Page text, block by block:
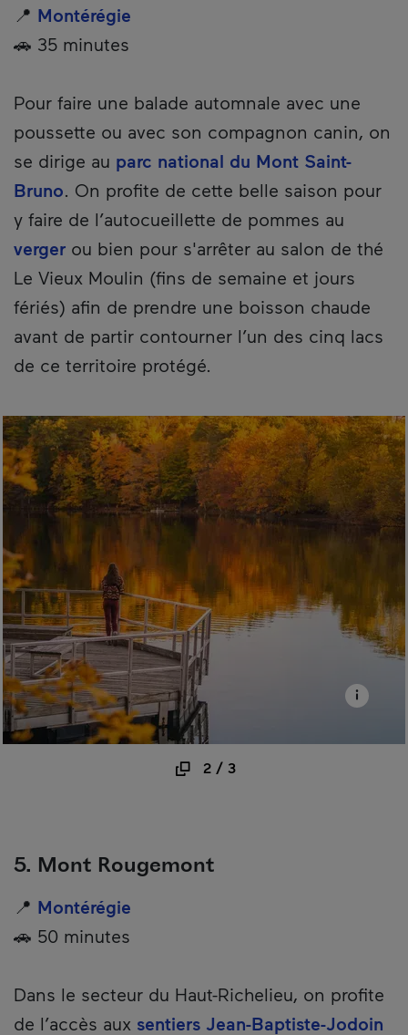
📍 Montérégie
🚗 35 minutes
Pour faire une balade automnale avec une
poussette ou avec son compagnon canin, on
se dirige au parc national du Mont Saint-
Bruno. On profite de cette belle saison pour
y faire de l’autocueillette de pommes au
verger ou bien pour s'arrêter au salon de thé
Le Vieux Moulin (fins de semaine et jours
fériés) afin de prendre une boisson chaude
avant de partir contourner l’un des cinq lacs
de ce territoire protégé.
2/ 3
5. Mont Rougemont
📍 Montérégie
🚗 50 minutes
Dans le secteur du Haut-Richelieu, on profite
de l’accès aux sentiers Jean-Baptiste-Jodoin